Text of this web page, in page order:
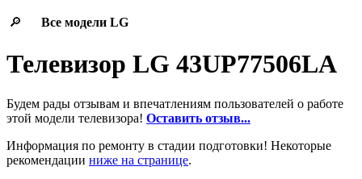
🔎 Все модели LG
Телевизор LG 43UP77506LA
Будем рады отзывам и впечатлениям пользователей о работе
этой модели телевизора! Оставить отзыв...
Информация по ремонту в стадии подготовки! Некоторые
рекомендации ниже на странице.